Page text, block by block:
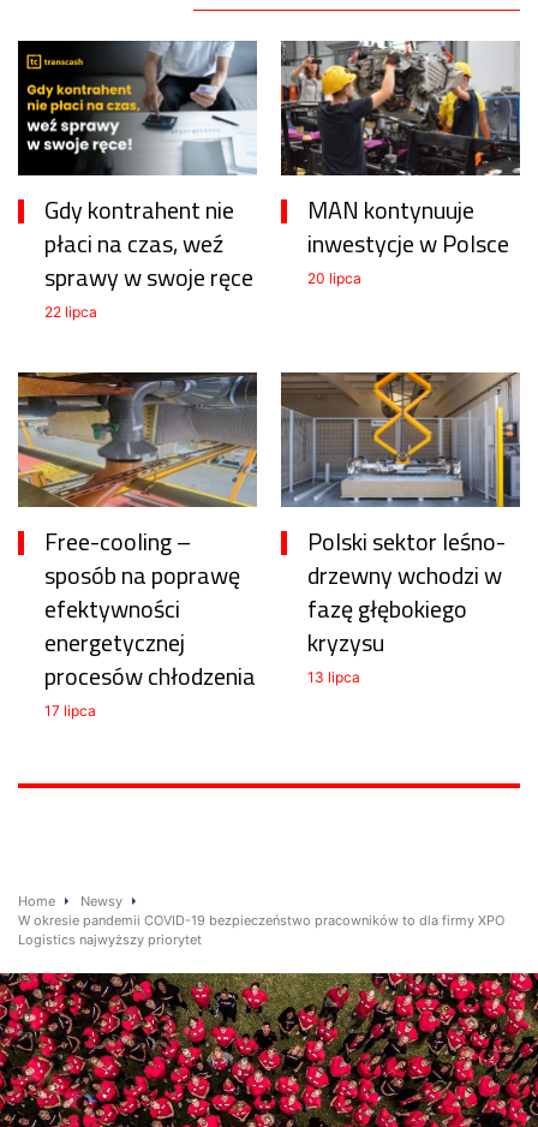
Gdy kontrahent nie
płaci na czas, weź
sprawy w swoje ręce
22 lipca
MAN kontynuuje
inwestycje w Polsce
20 lipca
Free-cooling –
sposób na poprawę
efektywności
energetycznej
procesów chłodzenia
17 lipca
Polski sektor leśno-
drzewny wchodzi w
fazę głębokiego
kryzysu
13 lipca
Home
Newsy
W okresie pandemii COVID-19 bezpieczeństwo pracowników to dla firmy XPO
Logistics najwyższy priorytet